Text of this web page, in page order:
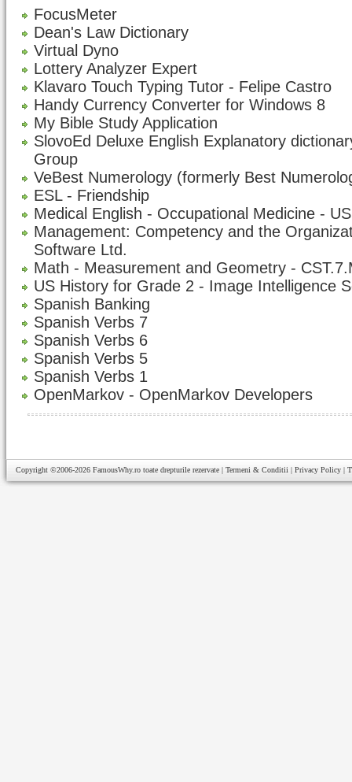
FocusMeter
Dean's Law Dictionary
Virtual Dyno
Lottery Analyzer Expert
Klavaro Touch Typing Tutor - Felipe Castro
Handy Currency Converter for Windows 8
My Bible Study Application
SlovoEd Deluxe English Explanatory
Group
VeBest Numerology (formerly Best
ESL - Friendship
Medical English - Occupational Medicine -
Management: Competency and the
Software Ltd.
Math - Measurement and Geometry -
US History for Grade 2 - Image Intelligence
Spanish Banking
Spanish Verbs 7
Spanish Verbs 6
Spanish Verbs 5
Spanish Verbs 1
OpenMarkov - OpenMarkov Developers
Copyright ©2006-2026 FamousWhy.ro toate drepturile rezervate | Termeni & Conditii | Privacy Policy |